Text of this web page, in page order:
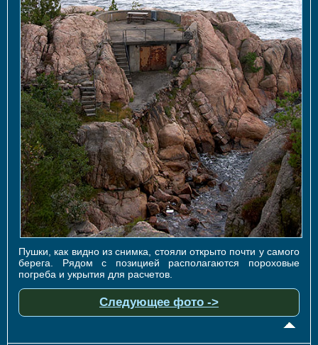
Пушки, как видно из снимка, стояли открыто почти у самого
берега. Рядом с позицией располагаются пороховые
погреба и укрытия для расчетов.
Следующее фото ->